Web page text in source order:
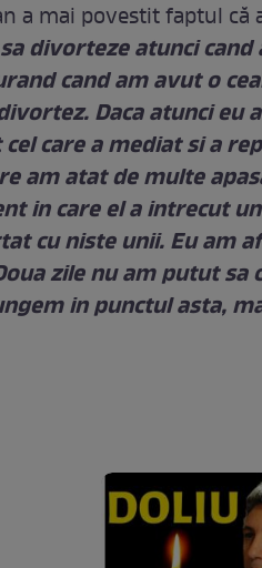
a mai povestit faptul
divorteze atunci
cand am avut o
Daca atunci eu
care a mediat si a
am atat de multe
in care el a intrecut
cu niste unii. Eu am
zile nu am putut
in punctul asta,